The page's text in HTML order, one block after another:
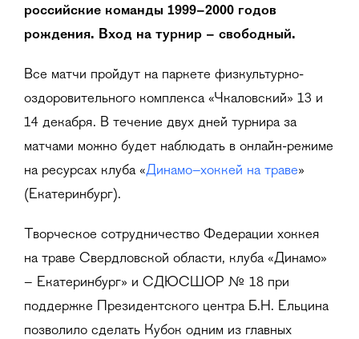
российские команды 1999–2000 годов
рождения. Вход на турнир – свободный.
Все матчи пройдут на паркете физкультурно-
оздоровительного комплекса «Чкаловский» 13 и
14 декабря. В течение двух дней турнира за
матчами можно будет наблюдать в онлайн-режиме
на ресурсах клуба «Динамо–хоккей на траве»
(Екатеринбург).
Творческое сотрудничество Федерации хоккея
на траве Свердловской области, клуба «Динамо»
– Екатеринбург» и СДЮСШОР № 18 при
поддержке Президентского центра Б.Н. Ельцина
позволило сделать Кубок одним из главных